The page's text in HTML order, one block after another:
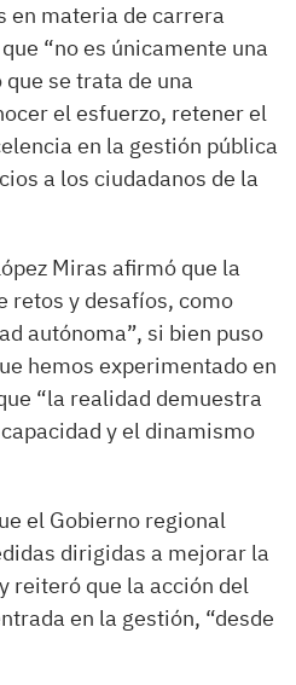
en materia de carrera
“no es únicamente una
se trata de una
el esfuerzo, retener el
en la gestión pública
a los ciudadanos de la
Miras afirmó que la
retos y desafíos, como
autónoma”, si bien puso
hemos experimentado en
“la realidad demuestra
y el dinamismo
el Gobierno regional
dirigidas a mejorar la
reiteró que la acción del
en la gestión, “desde